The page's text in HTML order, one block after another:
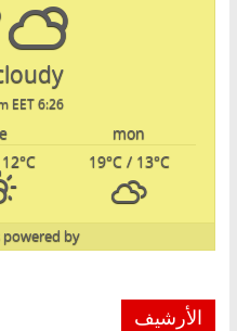
6:26 am
EET
mon
19°C/ 13°C
°C
powered by
الأرشيف